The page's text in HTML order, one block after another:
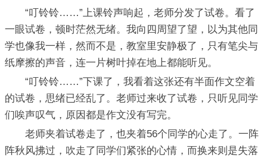
“叮铃铃……”上课铃声响起，老师分发了试卷。看了
一眼试卷，顿时茫然无绪。我向四周望了望，以为其他同
学也像我一样，然而不是，教室里安静极了，只有笔尖与
纸摩擦的声音，连一片树叶掉在地上都能听见。
“叮铃铃……”下课了，我看着这张还有半面作文空着
的试卷，思绪已经乱了。老师过来收了试卷，只听见同学
们唉声叹气，原因都是作文没有写完。
老师夹着试卷走了，也夹着56个同学的心走了。一阵
阵秋风拂过，吹走了同学们紧张的心情，而换来则是失落